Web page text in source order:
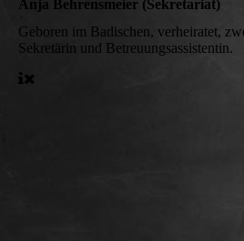
Anja Behrensmeier (Sekretariat)
Geboren im Badischen, verheiratet,
Sekretärin und Betreuungsassistentin.